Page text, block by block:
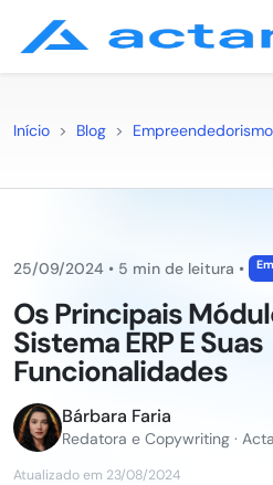
Início > Blog > Empreendedorismo
25/09/2024 • 5 min de leitura •
Os Principais
Sistema ERP E Suas
Funcionalidades
Bárbara Faria
Redatora e Copywriting ·
Atualizado em 23/08/2024